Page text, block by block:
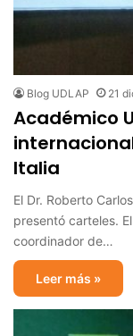
Blog UDLAP 21
Académico
Italia
El Dr. Roberto
presentó carteles.
coordinador de…
Leer más »